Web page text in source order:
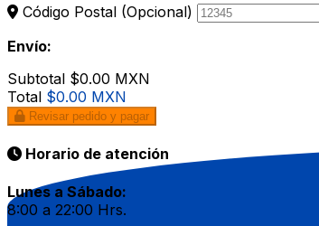
Código Postal (Opcional)
Envío:
Subtotal $0.00 MXN
Total $0.00 MXN
Revisar pedido y pagar
Horario de atención
Lunes a Sábado:
8:00 a 22:00 Hrs.